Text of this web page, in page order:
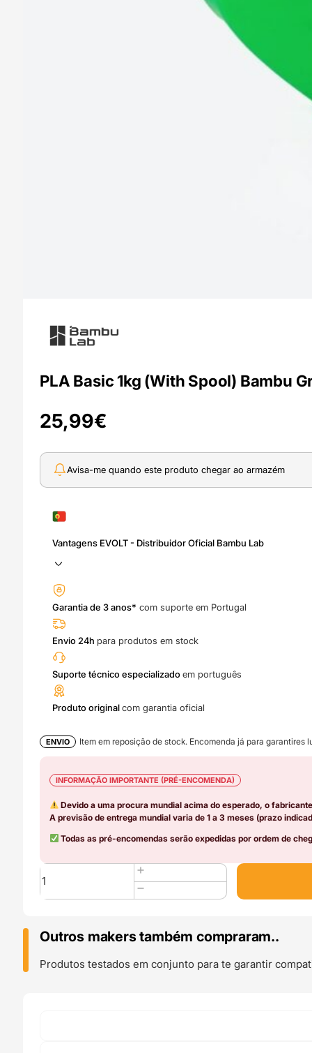
PLA Basic 1kg (With Spool) Bambu
25,99€
Avisa-me quando este produto chegar ao armazém
Vantagens EVOLT - Distribuidor Oficial Bambu Lab
Garantia de 3 anos* com suporte em Portugal
Envio 24h para produtos em stock
Suporte técnico especializadoem português
Produto originalcom garantia oficial
ENVIO Item em reposição de stock. Encomenda já para garantires
INFORMAÇÃO IMPORTANTE (PRÉ-ENCOMENDA)
Devido a uma procura mundial acima do esperado, o
A previsão de entrega mundial varia de 1 a 3 meses (prazo
Todas as pré-encomendas serão expedidas por ordem de
Quantidade
de
PLA
1kg
Spool)
Outros makers também compraram..
Produtos testados em conjunto para te garantir